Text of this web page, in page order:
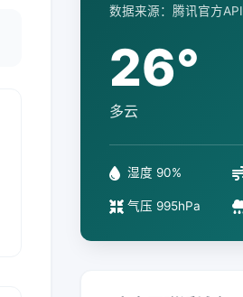
数据来源：腾讯官方API
26°
多云
湿度 90%
气压 995hPa